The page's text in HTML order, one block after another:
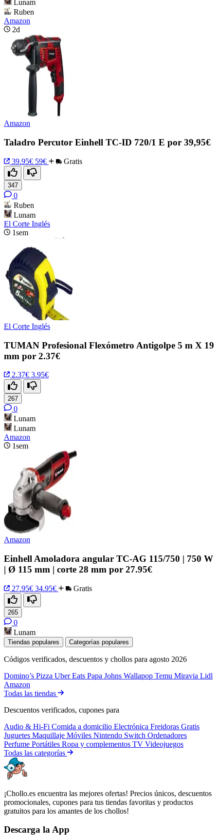
Lunam
Ruben
Amazon
2d
Amazon
Taladro Percutor Einhell TC-ID 720/1 E por 39,95€
39.95€ 59€ Gratis
347
0
Ruben
Lunam
El Corte Inglés
1sem
El Corte Inglés
TUMAN Profesional Flexómetro Antigolpe 5 m X 19
mm por 2.37€
2.37€ 3.95€
267
0
Lunam
Lunam
Amazon
1sem
Amazon
Einhell Amoladora angular TC-AG 115/750 | 750 W
| Ø 115 mm | corte 28 mm por 27.95€
27.95€ 34.95€ Gratis
265
0
Lunam
Tiendas populares Categorías populares
Códigos verificados, descuentos y chollos para agosto 2026
Domino’s Pizza Uber Eats Papa Johns Wallapop Temu Miravia Lidl
Amazon
Todas las tiendas
Descuentos verificados, cupones para
Audio & Hi-Fi Comida a domicilio Electrónica Freidoras Gratis
Juguetes Maquillaje Móviles Nintendo Switch Ordenadores
Perfume Portátiles Ropa y complementos TV Videojuegos
Todas las categorías
¡Chollo.es encuentra las mejores ofertas! Precios únicos, descuentos
promocionales, cupones para tus tiendas favoritas y productos
gratuitos para los amantes de los chollos!
Descarga la App